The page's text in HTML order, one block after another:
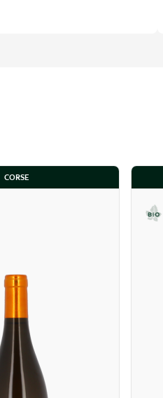
CORSE